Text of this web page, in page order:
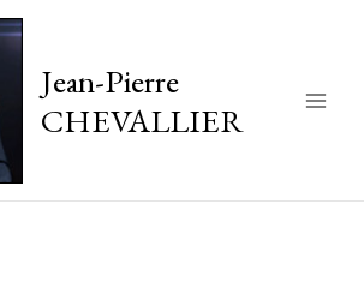
Jean-Pierre
CHEVALLIER